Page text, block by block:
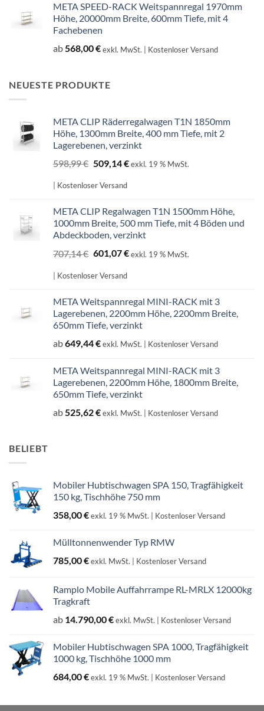
META SPEED-RACK Weitspannregal 1970mm
Höhe, 20000mm Breite, 600mm Tiefe, mit 4
Fachebenen
ab568,00€exkl. MwSt. | Kostenloser Versand
NEUESTE PRODUKTE
META CLIP Räderregalwagen T1N 1850mm
Höhe, 1300mm Breite, 400 mm Tiefe, mit 2
Lagerebenen, verzinkt
598,99€ Ursprünglicher
Preis
war:
509,14€Aktueller
exkl. 19 % MwSt.
| Kostenloser Versand
META CLIP Regalwagen T1N 1500mm Höhe,
1000mm Breite, 500 mm Tiefe, mit 4 Böden und
Abdeckboden, verzinkt
707,14€ Ursprünglicher
war:
601,07€Aktueller
exkl. 19 % MwSt.
| Kostenloser Versand
META Weitspannregal MINI-RACK mit 3
Lagerebenen, 2200mm Höhe, 2200mm Breite,
650mm Tiefe, verzinkt
ab649,44€exkl. MwSt. | Kostenloser Versand
META Weitspannregal MINI-RACK mit 3
Lagerebenen, 2200mm Höhe, 1800mm Breite,
650mm Tiefe, verzinkt
ab525,62€exkl. MwSt. | Kostenloser Versand
BELIEBT
Mobiler Hubtischwagen SPA 150, Tragfähigkeit
150 kg, Tischhöhe 750 mm
358,00€exkl. 19 % MwSt. | Kostenloser Versand
Mülltonnenwender Typ RMW
785,00€exkl. MwSt. | Kostenloser Versand
Ramplo Mobile Auffahrrampe RL-MRLX 12000kg
Tragkraft
ab 14.790,00€exkl. MwSt. | Kostenloser Versand
Mobiler Hubtischwagen SPA 1000, Tragfähigkeit
1000 kg, Tischhöhe 1000 mm
684,00€exkl. 19 % MwSt. | Kostenloser Versand